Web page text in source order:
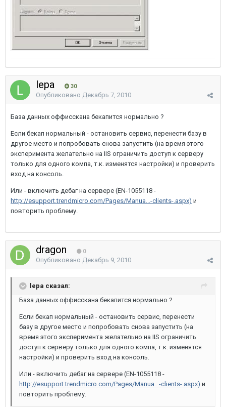
lepa 30
Опубликовано Декабрь 7, 2010
База данных оффисскана бекапится нормально ?
Если бекап нормальный - остановить сервис, перенести базу в
другое место и попробовать снова запустить (на время этого
эксперимента желательно на IIS ограничить доступ к серверу
только для одного компа, т.к. изменятся настройки) и проверить
вход на консоль.
Или - включить дебаг на сервере (EN-1055118 -
http://esupport.trendmicro.com/Pages/Manua...-clients-.aspx) и
повторить проблему.
dragon 0
Опубликовано Декабрь 9, 2010
lepa сказал:
База данных оффисскана бекапится нормально ?
Если бекап нормальный - остановить сервис, перенести
базу в другое место и попробовать снова запустить (на
время этого эксперимента желательно на IIS ограничить
доступ к серверу только для одного компа, т.к. изменятся
настройки) и проверить вход на консоль.
Или - включить дебаг на сервере (EN-1055118 -
http://esupport.trendmicro.com/Pages/Manua...-clients-.aspx) и
повторить проблему.